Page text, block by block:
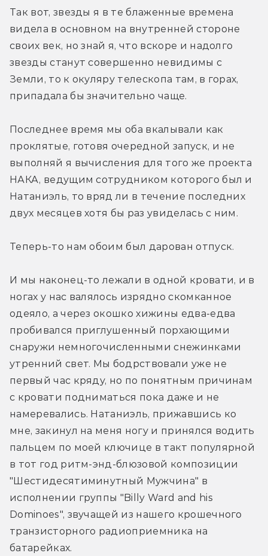
Так вот, звезды я в те блаженные времена
видела в основном на внутренней стороне
своих век, но знай я, что вскоре и надолго
звезды станут совершенно невидимы с
Земли, то к окуляру телескопа там, в горах,
припадала бы значительно чаще.
Последнее время мы оба вкалывали как
проклятые, готовя очередной запуск, и не
выполняй я вычисления для того же проекта
НАКА, ведущим сотрудником которого был и
Натаниэль, то вряд ли в течение последних
двух месяцев хотя бы раз увиделась с ним.
Теперь-то нам обоим был дарован отпуск.
И мы наконец-то лежали в одной кровати, и в
ногах у нас валялось изрядно скомканное
одеяло, а через окошко хижины едва-едва
пробивался приглушенный порхающими
снаружи немногочисленными снежинками
утренний свет. Мы бодрствовали уже не
первый час кряду, но по понятным причинам
с кровати подниматься пока даже и не
намеревались. Натаниэль, прижавшись ко
мне, закинул на меня ногу и принялся водить
пальцем по моей ключице в такт популярной
в тот год ритм-энд-блюзовой композиции
"Шестидесятиминутный Мужчина" в
исполнении группы "Billy Ward and his
Dominoes", звучащей из нашего крошечного
транзисторного радиоприемника на
батарейках.